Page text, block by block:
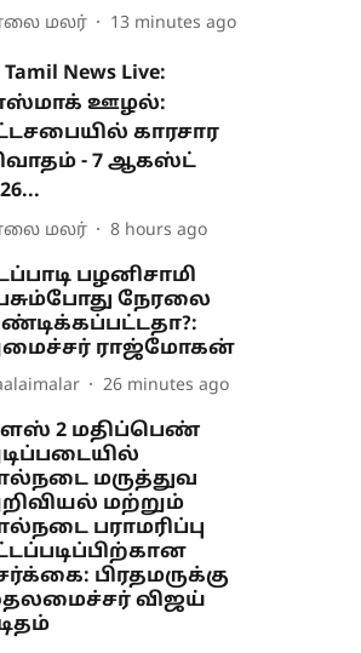
மலர் 13 minutes ago
Tamil News Live:
ஊழல்:
காரசார
- 7 ஆகஸ்ட்
மலர் 8 hours ago
பழனிசாமி
நேரலை
ராஜ்மோகன்
26 minutes ago
2 மதிப்பெண்
மருத்துவ
மற்றும்
பராமரிப்பு
பிரதமருக்கு
விஜய்